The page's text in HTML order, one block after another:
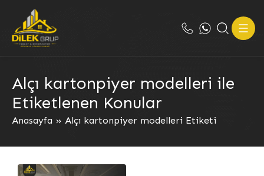
Alçı kartonpiyer modelleri ile
Etiketlenen Konular
Anasayfa » Alçı kartonpiyer modelleri Etiketi